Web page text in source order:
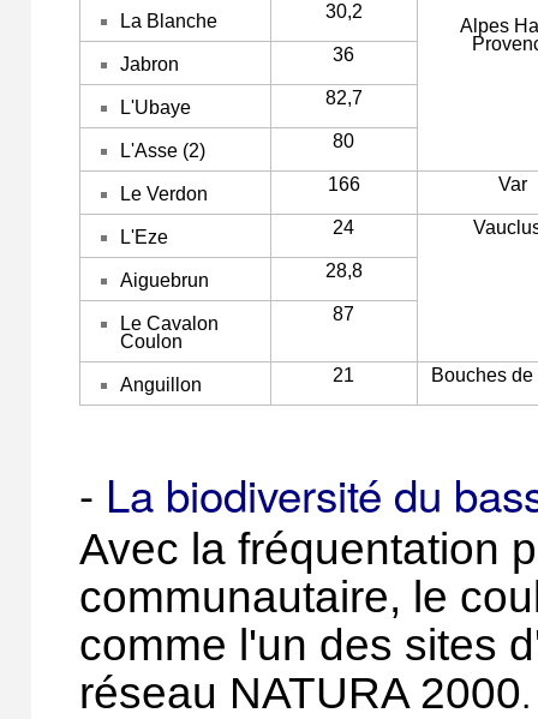
Alpes
La Blanche 30,2
Jabron 36
L'Ubaye 82,7
L'Asse (2) 80
Le Verdon 166 Var
L'Eze 24
Aiguebrun 28,8
Le Cavalon
Coulon
87
Anguillon 21 Bouches
- La biodiversité du
Avec la fréquentation
communautaire, le
comme l'un des sites
réseau NATURA 2000.